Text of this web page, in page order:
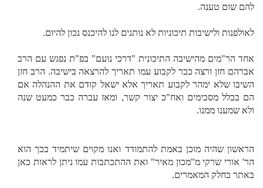
להם שום טענה.
לאולפנות ולישיבות תיכוניות לא נותנים לנו להיכנס נכון להיום.
אחד הר"מים מהישיבה התיכונית "דרכי נועם" בפ"ת נפגש עם הרב
אברהם חזן ורצה כבר לקבוע עמו תאריך להרצאה בישיבה. הרב חזן
השיבו שלא ימהר לקבוע תאריך אלא ישאל קודם את ההנהלה אם
הם בכלל מסכימים ואח"כ יצור קשר, ומאז עברה כבר כמעט שנה
ולא שמענו ממנו.
הראשון שהיה מוכן באמת להתמודד ואנו מקוים שיתמיד בכך הוא
הר' אורי שרקי מ"מכון מאיר" ואת ההתכתבות עמו ניתן לראות כאן
באתר בחלק המאמרים.